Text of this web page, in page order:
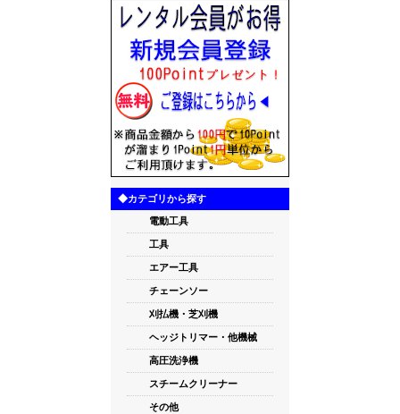
◆カテゴリから探す
電動工具
工具
エアー工具
チェーンソー
刈払機・芝刈機
ヘッジトリマー・他機械
高圧洗浄機
スチームクリーナー
その他